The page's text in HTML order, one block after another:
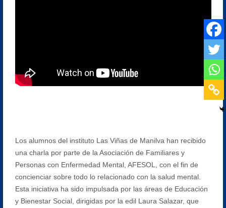
Los alumnos del instituto Las Viñas de Manilva han recibido
una charla por parte de la Asociación de Familiares y
Personas con Enfermedad Mental, AFESOL, con el fin de
concienciar sobre todo lo relacionado con la salud mental.
Esta iniciativa ha sido impulsada por las áreas de Educación
y Bienestar Social, dirigidas por la edil Laura Salazar, que